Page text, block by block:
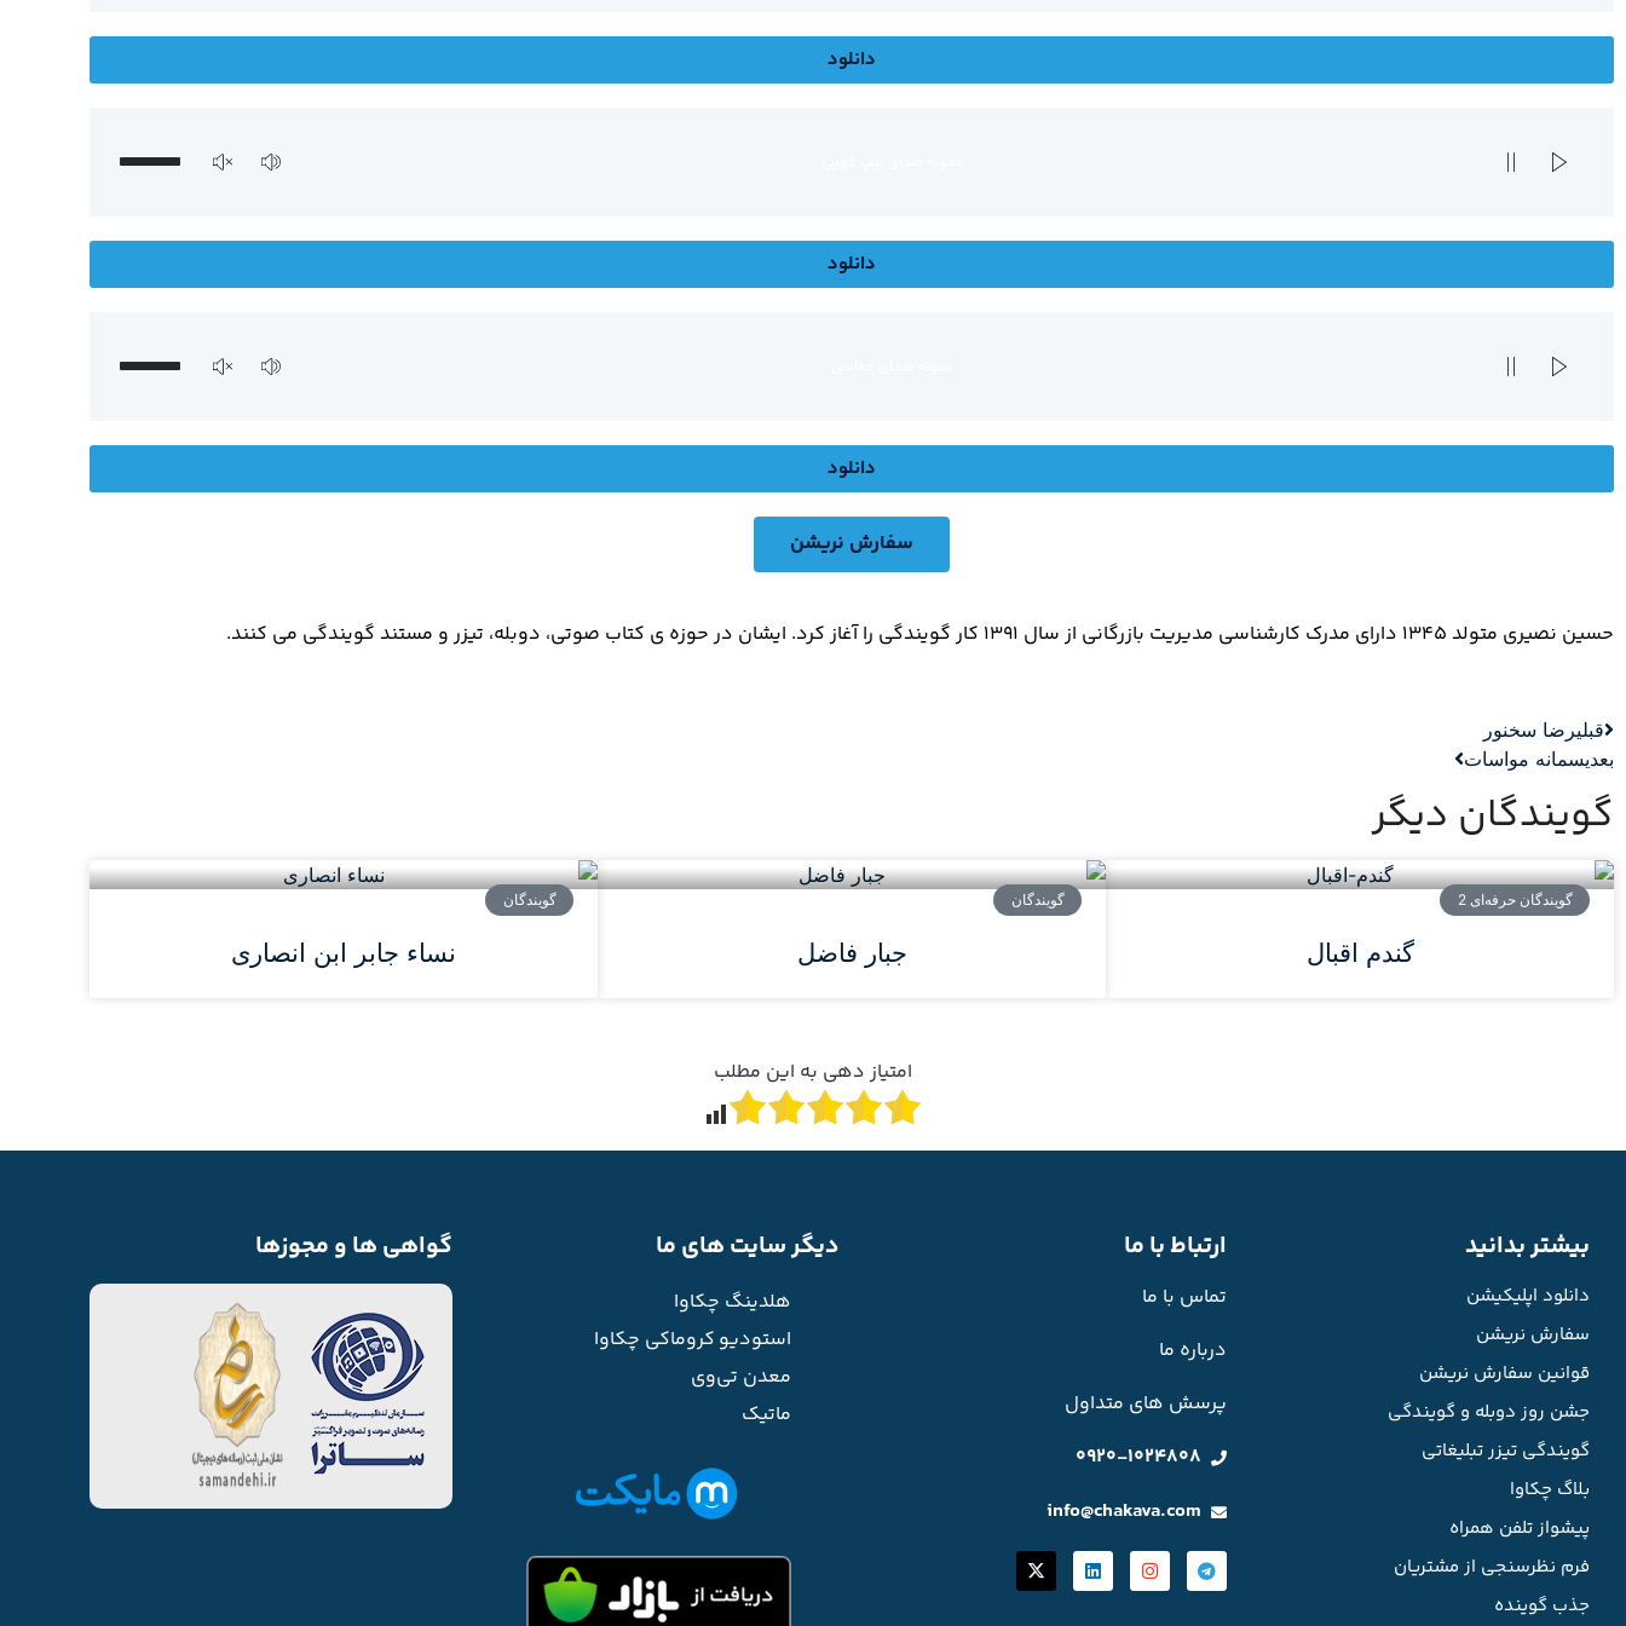
دانلود
دانلود
دانلود
سفارش نریشن​
حسین نصیری متولد 1345 دارای مدرک کارشناسی مدیریت بازرگانی از سال 1391 کار گویندگی را آغاز کرد. ایشان در حوزه ی کتاب صوتی، دوبله، تیزر و مستند گویندگی می کنند.
قبلیرضا سخنور
بعدیسمانه مواسات
گویندگان دیگر
گویندگان حرفه‌ای 2
گندم اقبال
گویندگان
جبار فاضل
گویندگان
نساء جابر ابن انصاری
امتیاز دهی به این مطلب
بیشتر بدانید
دانلود اپلیکیشن
سفارش نریشن
قوانین سفارش نریشن
جشن روز دوبله و گویندگی
گویندگی تیزر تبلیغاتی
بلاگ چکاوا
پیشواز تلفن همراه
فرم نظرسنجی از مشتریان
جذب گوینده
ارتباط با ما
تماس با ما
درباره ما
پرسش های متداول
0920-1024808
info@chakava.com
دیگر سایت های ما
هلدینگ چکاوا
استودیو کروماکی چکاوا
معدن تی‌وی
ماتیک
گواهی ها و مجوزها